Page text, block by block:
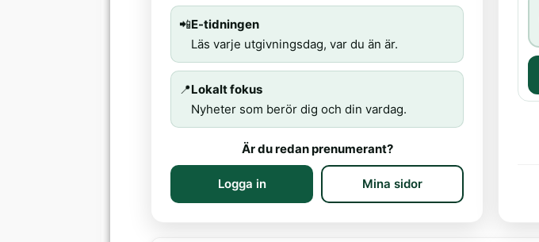
📲E-tidningen
Läs varje utgivningsdag, var du än är.
📍Lokalt fokus
Nyheter som berör dig och din vardag.
Är du redan prenumerant?
Logga in Mina sidor